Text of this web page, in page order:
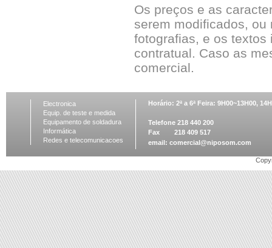
Os preços e as
serem modificados, ou
fotografias, e os
contratual. Caso as
comercial.
Electronica
Equip. de teste e medida
Equipamento de soldadura
Informática
Redes e telecomunicacoes
Horário: 2ª a 6ª Feira: 9H00~13H00,
Telefone 218 440 200
Fax 218 409 517
email: comercial@niposom.com